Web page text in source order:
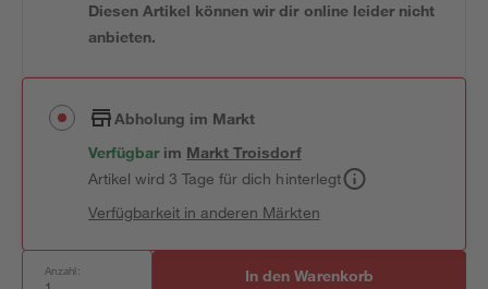
Diesen Artikel können wir dir online leider nicht
anbieten.
Abholung im Markt
Verfügbar im MarktTroisdorf
Artikel wird 3 Tage für dich hinterlegt
Verfügbarkeit in anderen Märkten
Anzahl: In den Warenkorb